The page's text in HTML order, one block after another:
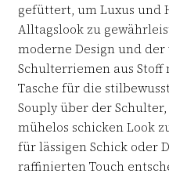
gefüttert, um Luxus
Alltagslook zu
moderne Design und
Schulterriemen aus
Tasche für die
Souply über der
mühelos schicken Look
für lässigen Schick oder
raffinierten Touch